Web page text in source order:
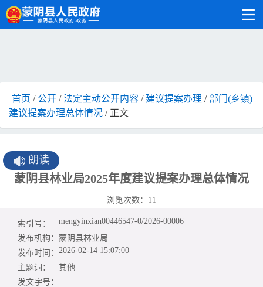
首页 / 公开 /法定主动公开内容 / 建议提案办理 /部门(乡镇)
建议提案办理总体情况 / 正文
朗读
蒙阴县林业局2025年度建议提案办理总体情况
浏览次数： 11
索引号：
mengyinxian00446547-0/2026-00006
发布机构： 蒙阴县林业局
发布时间： 2026-02-14 15:07:00
主题词：
其他
发文字号：